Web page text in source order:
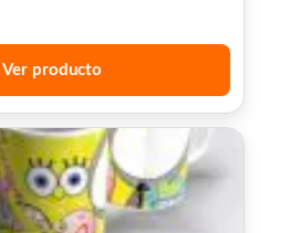
Ver producto